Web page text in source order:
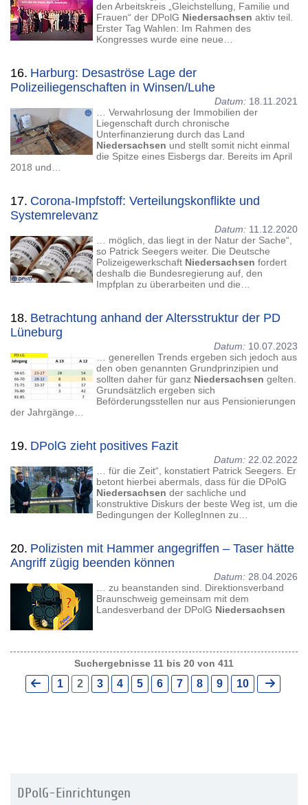
den Arbeitskreis „Gleichstellung, Familie und
Frauen“ der DPolG Niedersachsen aktiv teil.
Erster Tag Wahlen: Im Rahmen des
Kongresses wurde eine neue…
16. Harburg: Desaströse Lage der
Polizeiliegenschaften in Winsen/Luhe
Datum: 18.11.2021
… Verwahrlosung der Immobilien der
Liegenschaft durch chronische
Unterfinanzierung durch das Land
Niedersachsen und stellt somit nicht einmal
die Spitze eines Eisbergs dar. Bereits im April
2018 und…
17. Corona-Impfstoff: Verteilungskonflikte und
Systemrelevanz
Datum: 11.12.2020
… möglich, das liegt in der Natur der Sache“,
so Patrick Seegers weiter. Die Deutsche
Polizeigewerkschaft Niedersachsen fordert
deshalb die Bundesregierung auf, den
Impfplan zu überarbeiten und die…
18. Betrachtung anhand der Altersstruktur der PD
Lüneburg
Datum: 10.07.2023
… generellen Trends ergeben sich jedoch aus
den oben genannten Grundprinzipien und
sollten daher für ganz Niedersachsen gelten.
Grundsätzlich ergeben sich
Beförderungsstellen nur aus Pensionierungen
der Jahrgänge…
19. DPolG zieht positives Fazit
Datum: 22.02.2022
… für die Zeit“, konstatiert Patrick Seegers. Er
betont hierbei abermals, dass für die DPolG
Niedersachsen der sachliche und
konstruktive Diskurs der beste Weg ist, um die
Bedingungen der KollegInnen zu…
20. Polizisten mit Hammer angegriffen – Taser hätte
Angriff zügig beenden können
Datum: 28.04.2026
… zu beanstanden sind. Direktionsverband
Braunschweig gemeinsam mit dem
Landesverband der DPolG Niedersachsen
Suchergebnisse 11 bis 20 von 411
1 2 3 4 5 6 7 8 9 10
DPolG-Einrichtungen